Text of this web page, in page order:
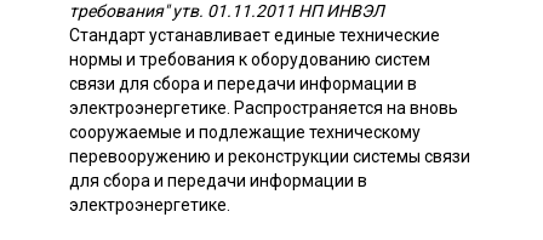
требования" утв. 01.11.2011 НП ИНВЭЛ
Стандарт устанавливает единые технические
нормы и требования к оборудованию систем
связи для сбора и передачи информации в
электроэнергетике. Распространяется на вновь
сооружаемые и подлежащие техническому
перевооружению и реконструкции системы связи
для сбора и передачи информации в
электроэнергетике.